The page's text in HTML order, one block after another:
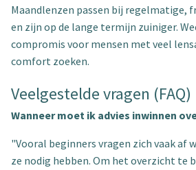
Maandlenzen passen bij regelmatige,
en zijn op de lange termijn zuiniger.
compromis voor mensen met veel
comfort zoeken.
Veelgestelde vragen (FAQ)
Wanneer moet ik advies inwinnen
"Vooral beginners vragen zich vaak af
ze nodig hebben. Om het overzicht te